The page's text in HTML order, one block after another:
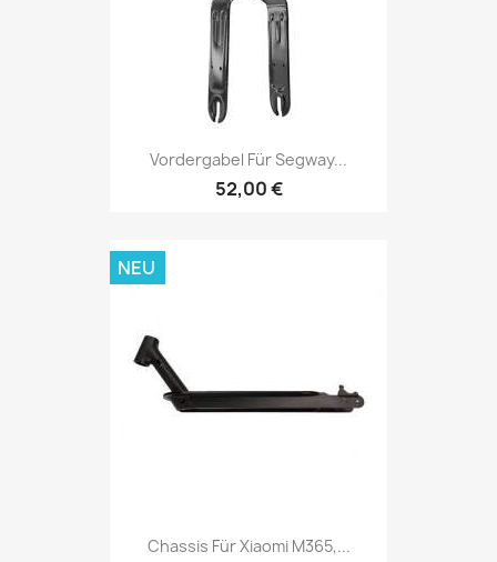
Vordergabel Für Segway...
52,00 €
Chassis Für Xiaomi M365,...
NEU